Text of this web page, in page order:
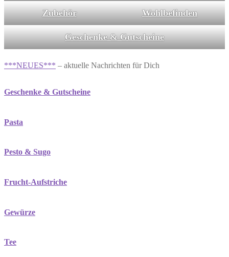
Zubehör Wohlbefinden
Geschenke & Gutscheine
***NEUES*** – aktuelle Nachrichten für Dich
Geschenke & Gutscheine
Pasta
Pesto & Sugo
Frucht-Aufstriche
Gewürze
Tee